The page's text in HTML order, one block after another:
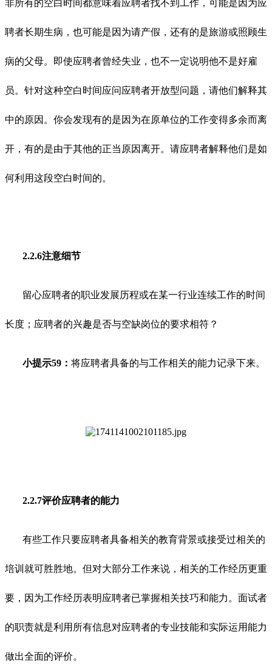
非所有的空白时间都意味着应聘者找不到工作，可能是因为应
聘者长期生病，也可能是因为请产假，还有的是旅游或照顾生
病的父母。即使应聘者曾经失业，也不一定说明他不是好雇
员。针对这种空白时间应问应聘者开放型问题，请他们解释其
中的原因。你会发现有的是因为在原单位的工作变得多余而离
开，有的是由于其他的正当原因离开。请应聘者解释他们是如
何利用这段空白时间的。
2.2.6注意细节
留心应聘者的职业发展历程或在某一行业连续工作的时间
长度；应聘者的兴趣是否与空缺岗位的要求相符？
小提示59： 将应聘者具备的与工作相关的能力记录下来。
2.2.7评价应聘者的能力
有些工作只要应聘者具备相关的教育背景或接受过相关的
培训就可胜胜地。但对大部分工作来说，相关的工作经历更重
要，因为工作经历表明应聘者已掌握相关技巧和能力。面试者
的职责就是利用所有信息对应聘者的专业技能和实际运用能力
做出全面的评价。